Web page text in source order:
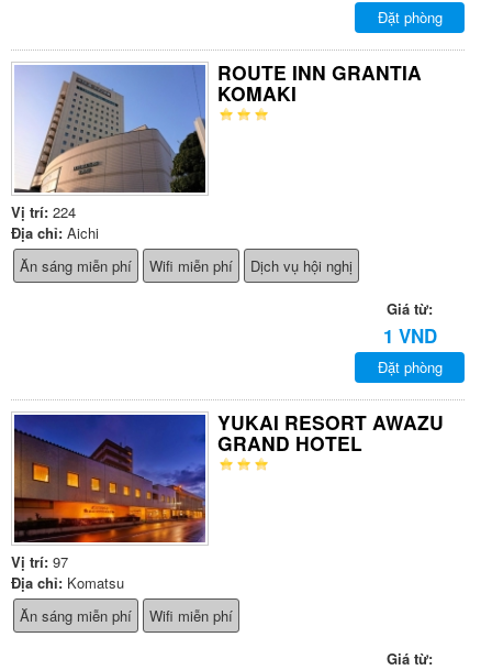
Đặt phòng
ROUTE INN GRANTIA
KOMAKI
Vị trí: 224
Địa chỉ: Aichi
Ăn sáng miễn phí
Wifi miễn phí Dịch vụ hội nghị
Giá từ:
1 VND
Đặt phòng
YUKAI RESORT AWAZU
GRAND HOTEL
Vị trí: 97
Địa chỉ: Komatsu
Ăn sáng miễn phí
Wifi miễn phí
Giá từ: